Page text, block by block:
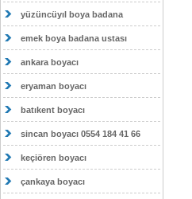
yüzüncüyıl boya badana
emek boya badana ustası
ankara boyacı
eryaman boyacı
batıkent boyacı
sincan boyacı 0554 184 41 66
keçiören boyacı
çankaya boyacı